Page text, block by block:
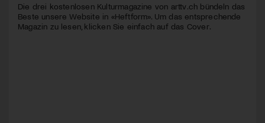
Die drei kostenlosen Kulturmagazine von arttv.ch bündeln das
Beste unsere Website in «Heftform». Um das entsprechende
Magazin zu lesen, klicken Sie einfach auf das Cover.